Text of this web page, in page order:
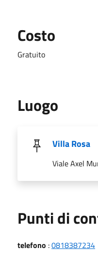
Costo
Gratuito
Luogo
Villa Rosa
Viale Axel
Punti di
telefono :0818387234